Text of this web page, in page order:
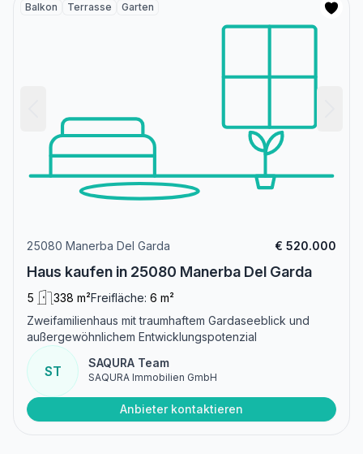
Balkon Terrasse Garten
25080 Manerba Del Garda € 520.000
Haus kaufen in 25080 Manerba Del Garda
5 338 m²Freifläche: 6 m²
Zweifamilienhaus mit traumhaftem Gardaseeblick und
außergewöhnlichem Entwicklungspotenzial
ST
SAQURA Team
SAQURA Immobilien GmbH
Anbieter kontaktieren